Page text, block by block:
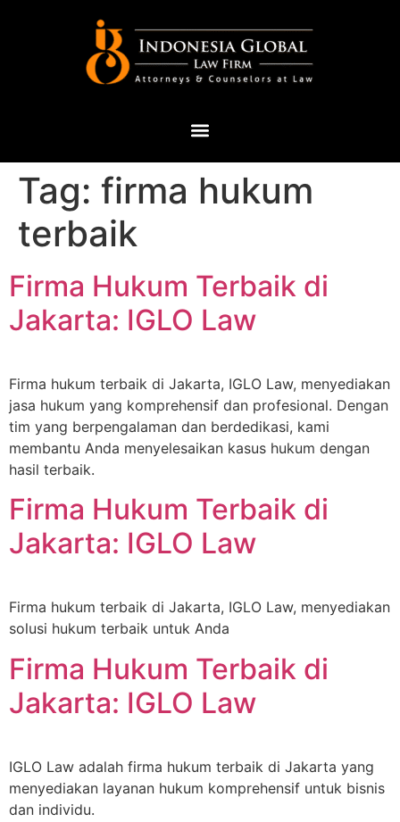
Tag: firma hukum
terbaik
Firma Hukum Terbaik di
Jakarta: IGLO Law
Firma hukum terbaik di Jakarta, IGLO Law, menyediakan
jasa hukum yang komprehensif dan profesional. Dengan
tim yang berpengalaman dan berdedikasi, kami
membantu Anda menyelesaikan kasus hukum dengan
hasil terbaik.
Firma Hukum Terbaik di
Jakarta: IGLO Law
Firma hukum terbaik di Jakarta, IGLO Law, menyediakan
solusi hukum terbaik untuk Anda
Firma Hukum Terbaik di
Jakarta: IGLO Law
IGLO Law adalah firma hukum terbaik di Jakarta yang
menyediakan layanan hukum komprehensif untuk bisnis
dan individu.